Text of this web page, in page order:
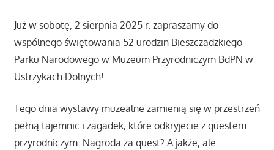
Już w sobotę, 2 sierpnia 2025 r. zapraszamy do
wspólnego świętowania 52 urodzin Bieszczadzkiego
Parku Narodowego w Muzeum Przyrodniczym BdPN w
Ustrzykach Dolnych!
Tego dnia wystawy muzealne zamienią się w przestrzeń
pełną tajemnic i zagadek, które odkryjecie z questem
przyrodniczym. Nagroda za quest? A jakże, ale